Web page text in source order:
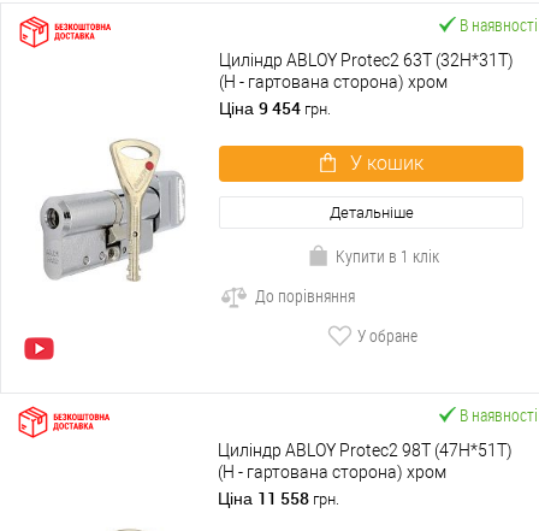
В наявності
Циліндр ABLOY Protec2 63T (32H*31T)
(H - гартована сторона) хром
полірований
Ціна 9 454 грн.
У кошик
Детальніше
Купити в 1 клік
До порівняння
У обране
В наявності
Циліндр ABLOY Protec2 98T (47H*51T)
(H - гартована сторона) хром
полірований
Ціна 11 558 грн.